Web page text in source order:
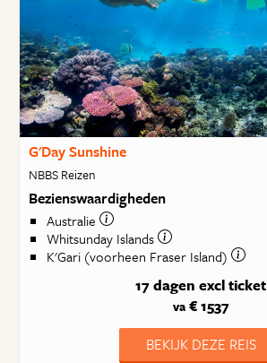
G'Day Sunshine
NBBS Reizen
Bezienswaardigheden
Australie
Whitsunday Islands
K'Gari (voorheen Fraser Island)
17 dagen excl ticket
va€ 1537
BEKIJK DEZE REIS